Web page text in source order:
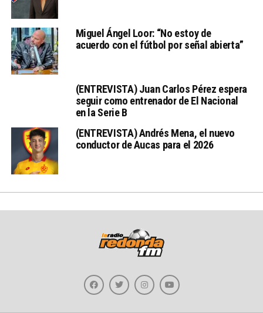
Miguel Ángel Loor: “No estoy de
acuerdo con el fútbol por señal abierta”
(ENTREVISTA) Juan Carlos Pérez espera
seguir como entrenador de El Nacional
en la Serie B
(ENTREVISTA) Andrés Mena, el nuevo
conductor de Aucas para el 2026